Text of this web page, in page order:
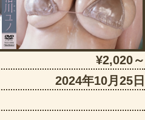
¥2,020～
2024年10月25日